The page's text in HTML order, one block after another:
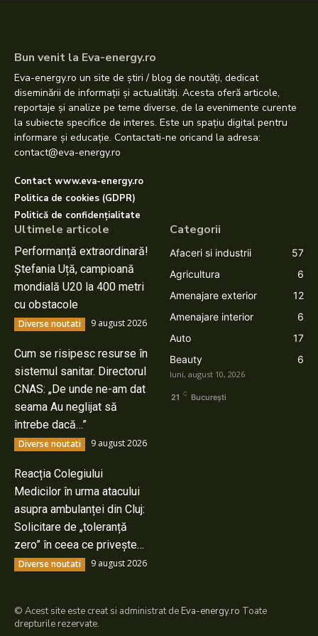
Bun venit la Eva-energy.ro
Eva-energy.ro un site de știri / blog de noutăți, dedicat
diseminării de informații și actualități. Acesta oferă articole,
reportaje și analize pe teme diverse, de la evenimente curente
la subiecte specifice de interes. Este un spațiu digital pentru
informare și educație. Contactati-ne oricand la adresa:
contact@eva-energy.ro
Contact www.eva-energy.ro
Politica de cookies (GDPR)
Politică de confidențialitate
Ultimele articole
Performanță extraordinară!
Ștefania Uță, campioană
mondială U20 la 400 metri
cu obstacole
Diverse noutati 9 august 2026
Cum se risipesc resurse în
sistemul sanitar. Directorul
CNAS: „De unde ne-am dat
seama Au neglijat să
întrebe dacă…”
Diverse noutati 9 august 2026
Reacția Colegiului
Medicilor în urma atacului
asupra ambulanței din Cluj:
Solicitare de „toleranță
zero” în ceea ce privește…
Diverse noutati 9 august 2026
Categorii
Afaceri si industrii
57
Agricultura
6
Amenajare exterior
12
Amenajare interior
6
Auto
17
Beauty
6
luni, august 10, 2026
21 C București
© Acest site este creat si administrat deEva-energy.ro Toate
drepturile rezervate.